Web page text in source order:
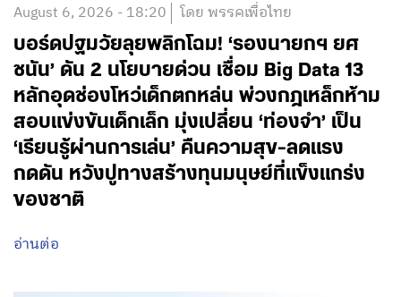
August 6, 2026 - 18:20 โดย พรรคเพื่อไทย
บอร์ดปฐมวัยลุยพลิกโฉม! ‘รองนายกฯ ยศ
ชนัน’ ดัน 2 นโยบายด่วน เชื่อม Big Data 13
หลักอุดช่องโหว่เด็กตกหล่น พ่วงกฎเหล็กห้าม
สอบแข่งขันเด็กเล็ก มุ่งเปลี่ยน ‘ท่องจำ’ เป็น
‘เรียนรู้ผ่านการเล่น’ คืนความสุข-ลดแรง
กดดัน หวังปูทางสร้างทุนมนุษย์ที่แข็งแกร่ง
ของชาติ
อ่านต่อ